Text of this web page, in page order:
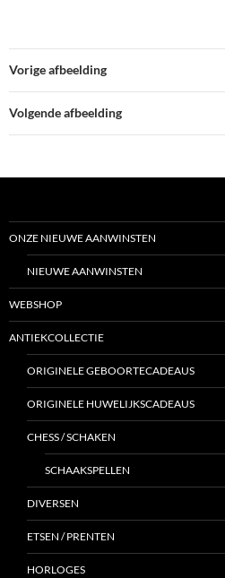
Vorige afbeelding
Volgende afbeelding
ONZE NIEUWE AANWINSTEN
NIEUWE AANWINSTEN
WEBSHOP
ANTIEKCOLLECTIE
ORIGINELE GEBOORTECADEAUS
ORIGINELE HUWELIJKSCADEAUS
CHESS / SCHAKEN
SCHAAKSPELLEN
DIVERSEN
ETSEN / PRENTEN
HORLOGES